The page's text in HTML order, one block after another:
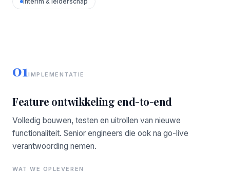
01IMPLEMENTATIE
Feature ontwikkeling end-to-end
Volledig bouwen, testen en uitrollen van nieuwe
functionaliteit. Senior engineers die ook na go-live
verantwoording nemen.
WAT WE OPLEVEREN